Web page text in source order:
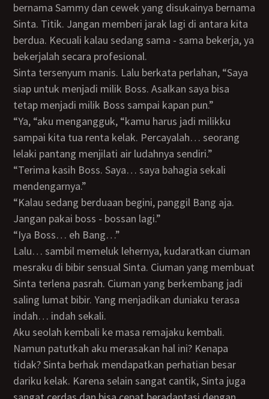
bernama Sammy dan cewek yang disukainya bernama
Sinta. Titik. Jangan memberi jarak lagi di antara kita
berdua. Kecuali kalau sedang sama - sama bekerja, ya
bekerjalah secara profesional.
Sinta tersenyum manis. Lalu berkata perlahan, “Saya
siap untuk menjadi milik Boss. Asalkan saya bisa
tetap menjadi milik Boss sampai kapan pun.”
“Ya, “aku mengangguk, “kamu harus jadi milikku
sampai kita tua renta kelak. Percayalah… seorang
lelaki pantang menjilati air ludahnya sendiri.”
“Terima kasih Boss. Saya… saya bahagia sekali
mendengarnya.”
“Kalau sedang berduaan begini, panggil Bang aja.
Jangan pakai boss - bossan lagi.”
“Iya Boss… eh Bang…”
Lalu… sambil memeluk lehernya, kudaratkan ciuman
mesraku di bibir sensual Sinta. Ciuman yang membuat
Sinta terlena pasrah. Ciuman yang berkembang jadi
saling lumat bibir. Yang menjadikan duniaku terasa
indah… indah sekali.
Aku seolah kembali ke masa remajaku kembali.
Namun patutkah aku merasakan hal ini? Kenapa
tidak? Sinta berhak mendapatkan perhatian besar
dariku kelak. Karena selain sangat cantik, Sinta juga